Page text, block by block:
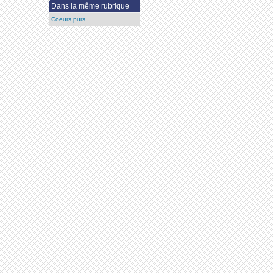
Dans la même rubrique
Coeurs purs